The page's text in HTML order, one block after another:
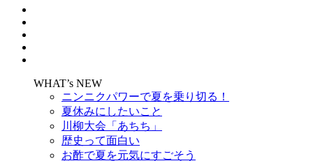
WHAT’s NEW
ニンニクパワーで夏を乗り切る！
夏休みにしたいこと
川柳大会「あちち」
歴史って面白い
お酢で夏を元気にすごそう